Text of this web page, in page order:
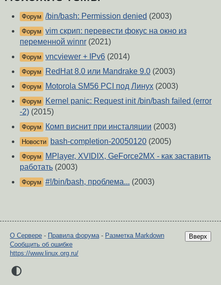
Форум /bin/bash: Permission denied (2003)
Форум vim скрип: перевести фокус на окно из
переменной winnr (2021)
Форум vncviewer + IPv6 (2014)
Форум RedHat 8.0 или Mandrake 9.0 (2003)
Форум Motorola SM56 PCI под Линух (2003)
Форум
Kernel panic: Request init /bin/bash failed (error
-2) (2015)
Форум Комп виснит при инсталяции (2003)
Новости bash-completion-20050120 (2005)
Форум
MPlayer, XVIDIX, GeForce2MX - как заставить
работать (2003)
Форум #!/bin/bash, проблема... (2003)
Вверх
О Сервере - Правила форума- Разметка Markdown
Сообщить об ошибке
https://www.linux.org.ru/